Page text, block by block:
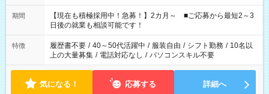
い」 「余裕を持って夕飯の準備がしたい」 「できれば残業はし
たくない」 など、ご希望を教えてくださいね。 ※Wワーク希望
の方へ 今ご覧のお仕事で希望する勤務時間と、もう1つのお仕事
の勤務時間。 合計で週40時間を超える場合は応募できません。
期間
【現在も積極採用中！急募！】2カ月～ ■ご応募から最短2～3
日後の就業も相談可能です！
特徴 履歴書不要 / 40～50代活躍中 / 服装自由 / シフト勤務 / 10名以
上の大量募集 / 電話対応なし / パソコンスキル不要
気になる！ 応募する 詳細へ